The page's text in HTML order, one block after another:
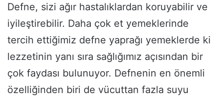
Defne, sizi ağır hastalıklardan koruyabilir ve
iyileştirebilir. Daha çok et yemeklerinde
tercih ettiğimiz defne yaprağı yemeklerde ki
lezzetinin yanı sıra sağlığımız açısından bir
çok faydası bulunuyor. Defnenin en önemli
özelliğinden biri de vücuttan fazla suyu